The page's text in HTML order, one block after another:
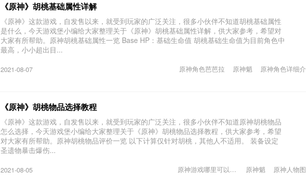
《原神》胡桃基础属性详解
《原神》这款游戏，自发售以来，就受到玩家的广泛关注，很多小伙伴不知道胡桃基础属性
是什么，今天游戏堡小编给大家整理关于《原神》胡桃基础属性详解，供大家参考，希望对
大家有所帮助。原神胡桃基础属性一览 Base HP：基础生命值 胡桃基础生命值为目前角色中
最高，小小超出目...
2021-08-07 原神角色详细
原神魈
原神角色芭芭拉
《原神》胡桃物品选择教程
《原神》这款游戏，自发售以来，就受到玩家的广泛关注，很多小伙伴不知道原神胡桃物品
怎么选择，今天游戏堡小编给大家整理关于《原神》胡桃物品选择教程，供大家参考，希望
对大家有所帮助。原神胡桃物品评价一览 以下计算仅针对胡桃，其他人不适用。 装备设定
圣遗物暴击爆伤...
2021-08-05 原神人物
原神魈
原神游戏哪里可以下载